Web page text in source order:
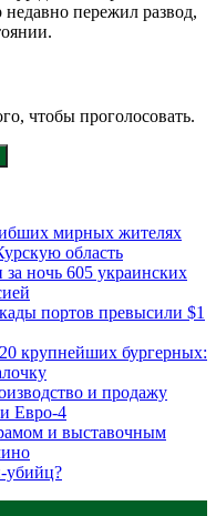
пережил развод,
чтобы проголосовать.
мирных жителях
область
ночь 605 украинских
портов превысили $1
крупнейших бургерных:
и продажу
Евро-4
и выставочным
убийц?